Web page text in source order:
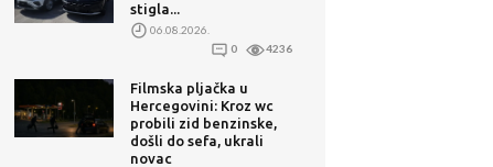
stigla...
06.08.2026.
0
4236
Filmska pljačka u
Hercegovini: Kroz wc
probili zid benzinske,
došli do sefa, ukrali
novac